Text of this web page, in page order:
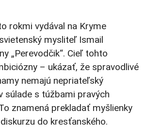
rokmi vydával na Kryme
mysliteľ Ismail
„Perevodčik“. Cieľ tohto
– ukázať, že spravodlivé
nemajú nepriateľský
súlade s túžbami pravých
znamená prekladať myšlienky
do kresťanského.